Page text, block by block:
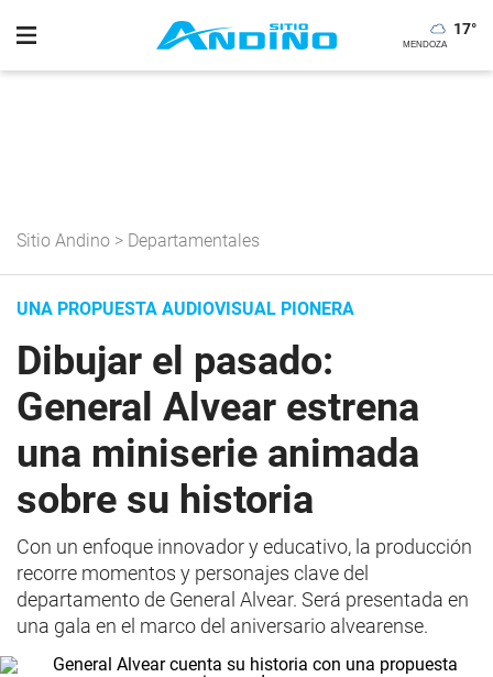
17°
Sitio Andino > Departamentales
UNA PROPUESTA AUDIOVISUAL PIONERA
Dibujar el pasado:
General Alvear estrena
una miniserie animada
sobre su historia
Con un enfoque innovador y educativo, la producción
recorre momentos y personajes clave del
departamento de General Alvear. Será presentada en
una gala en el marco del aniversario alvearense.